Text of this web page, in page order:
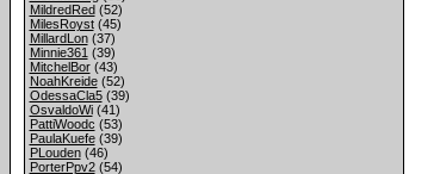
MildredRed(52)
MilesRoyst(45)
MillardLon(37)
Minnie361 (39)
MitchelBor(43)
NoahKreide(52)
OdessaCla5(39)
OsvaldoWi(41)
PattiWoodc (53)
PaulaKuefe(39)
PLouden(46)
PorterPpv2(54)